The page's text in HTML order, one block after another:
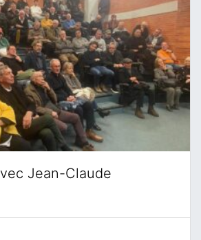
Jean-Claude